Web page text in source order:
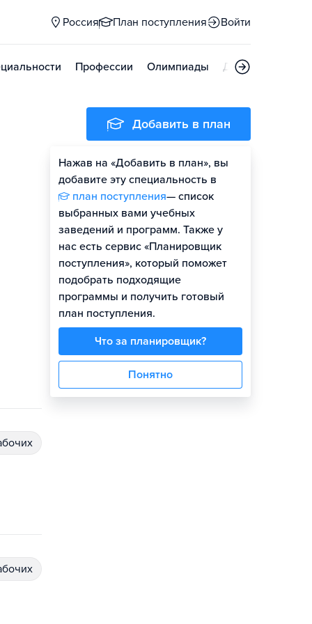
Россия План поступления Войти
Профессии Олимпиады Дни открытых
Добавить в план
Нажав на «Добавить в план», вы
добавите эту специальность в
план поступления— список
выбранных вами учебных
заведений и программ. Также у
нас есть сервис «Планировщик
поступления», который поможет
подобрать подходящие
программы и получить готовый
план поступления.
Что за планировщик?
Понятно